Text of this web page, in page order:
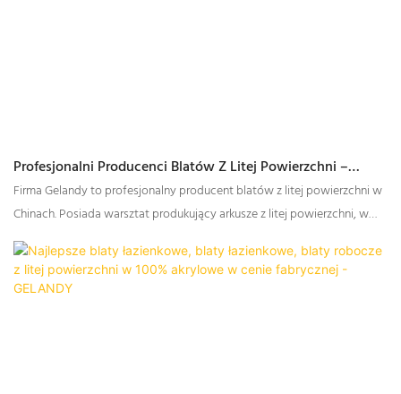
Profesjonalni Producenci Blatów Z Litej Powierzchni –
Gelandy
Firma Gelandy to profesjonalny producent blatów z litej powierzchni w
Chinach. Posiada warsztat produkujący arkusze z litej powierzchni, w
którym wytwarzane są materiały niezbędne do produkcji blatów.
Ponadto firma ma własną fabrykę zajmującą się obróbką blatów z litej
powierzchni, zapewniając klientom kompleksową obsługę, od paneli